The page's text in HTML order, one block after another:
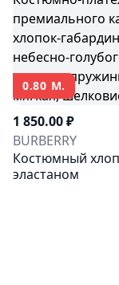
0.80 М.
1 850.00 ₽
BURBERRY
Костюмный
эластаном